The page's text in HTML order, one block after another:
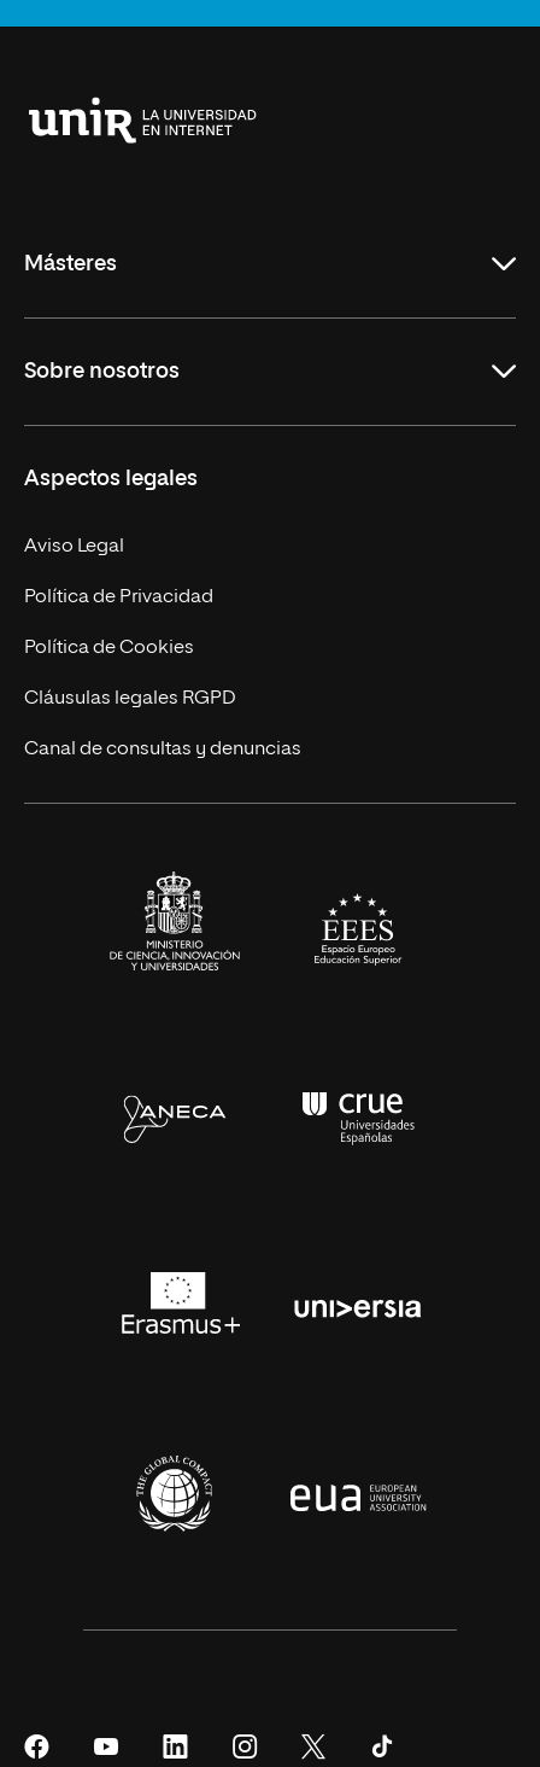
Másteres
Derecho
Empresa
MBA
Marketing y Comunicación
Ingeniería
Diseño
Ciencias de la Salud
Sobre nosotros
Nuestro Equipo
Contacto
Aspectos legales
Aviso Legal
Política de Privacidad
Política de Cookies
Cláusulas legales RGPD
Canal de consultas y denuncias
SíguenosSíguenos
SíguenosSíguenos
Síguenos